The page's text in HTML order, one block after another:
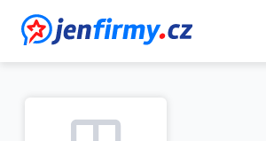
JenFirmy.cz